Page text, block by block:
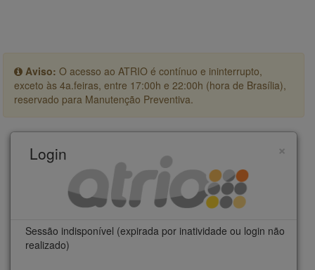
Aviso: O acesso ao ATRIO é contínuo e ininterrupto,
exceto às 4a.feiras, entre 17:00h e 22:00h (hora de Brasília),
reservado para Manutenção Preventiva.
×
Login
Sessão indisponível (expirada por inatividade ou login não
realizado)